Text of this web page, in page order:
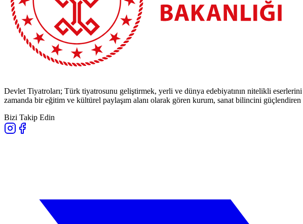
Devlet Tiyatroları; Türk tiyatrosunu geliştirmek, yerli ve dünya edebiyatının nitelikli eserlerini
zamanda bir eğitim ve kültürel paylaşım alanı olarak gören kurum, sanat bilincini güçlendiren
Bizi Takip Edin